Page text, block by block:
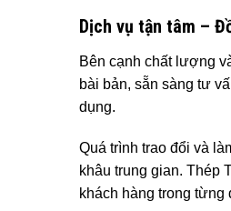
Dịch vụ tận tâm –
Bên cạnh chất lượng
bài bản, sẵn sàng tư
dụng.
Quá trình trao đổi và
khâu trung gian. Thép
khách hàng trong từng